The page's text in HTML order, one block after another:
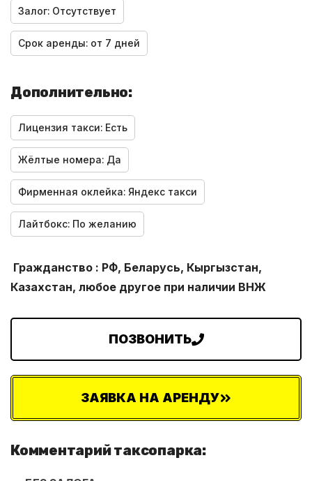
Залог: Отсутствует
Срок аренды: от 7 дней
Дополнительно:
Лицензия такси: Есть
Жёлтые номера: Да
Фирменная оклейка: Яндекс такси
Лайтбокс: По желанию
Гражданство : РФ, Беларусь, Кыргызстан,
Казахстан, любое другое при наличии ВНЖ
ПОЗВОНИТЬ
ЗАЯВКА НА АРЕНДУ
Комментарий таксопарка: